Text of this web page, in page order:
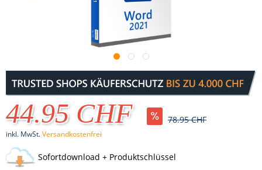
44.95 CHF 78.95 CHF
inkl. MwSt.Versandkostenfrei
Sofortdownload + Produktschlüssel